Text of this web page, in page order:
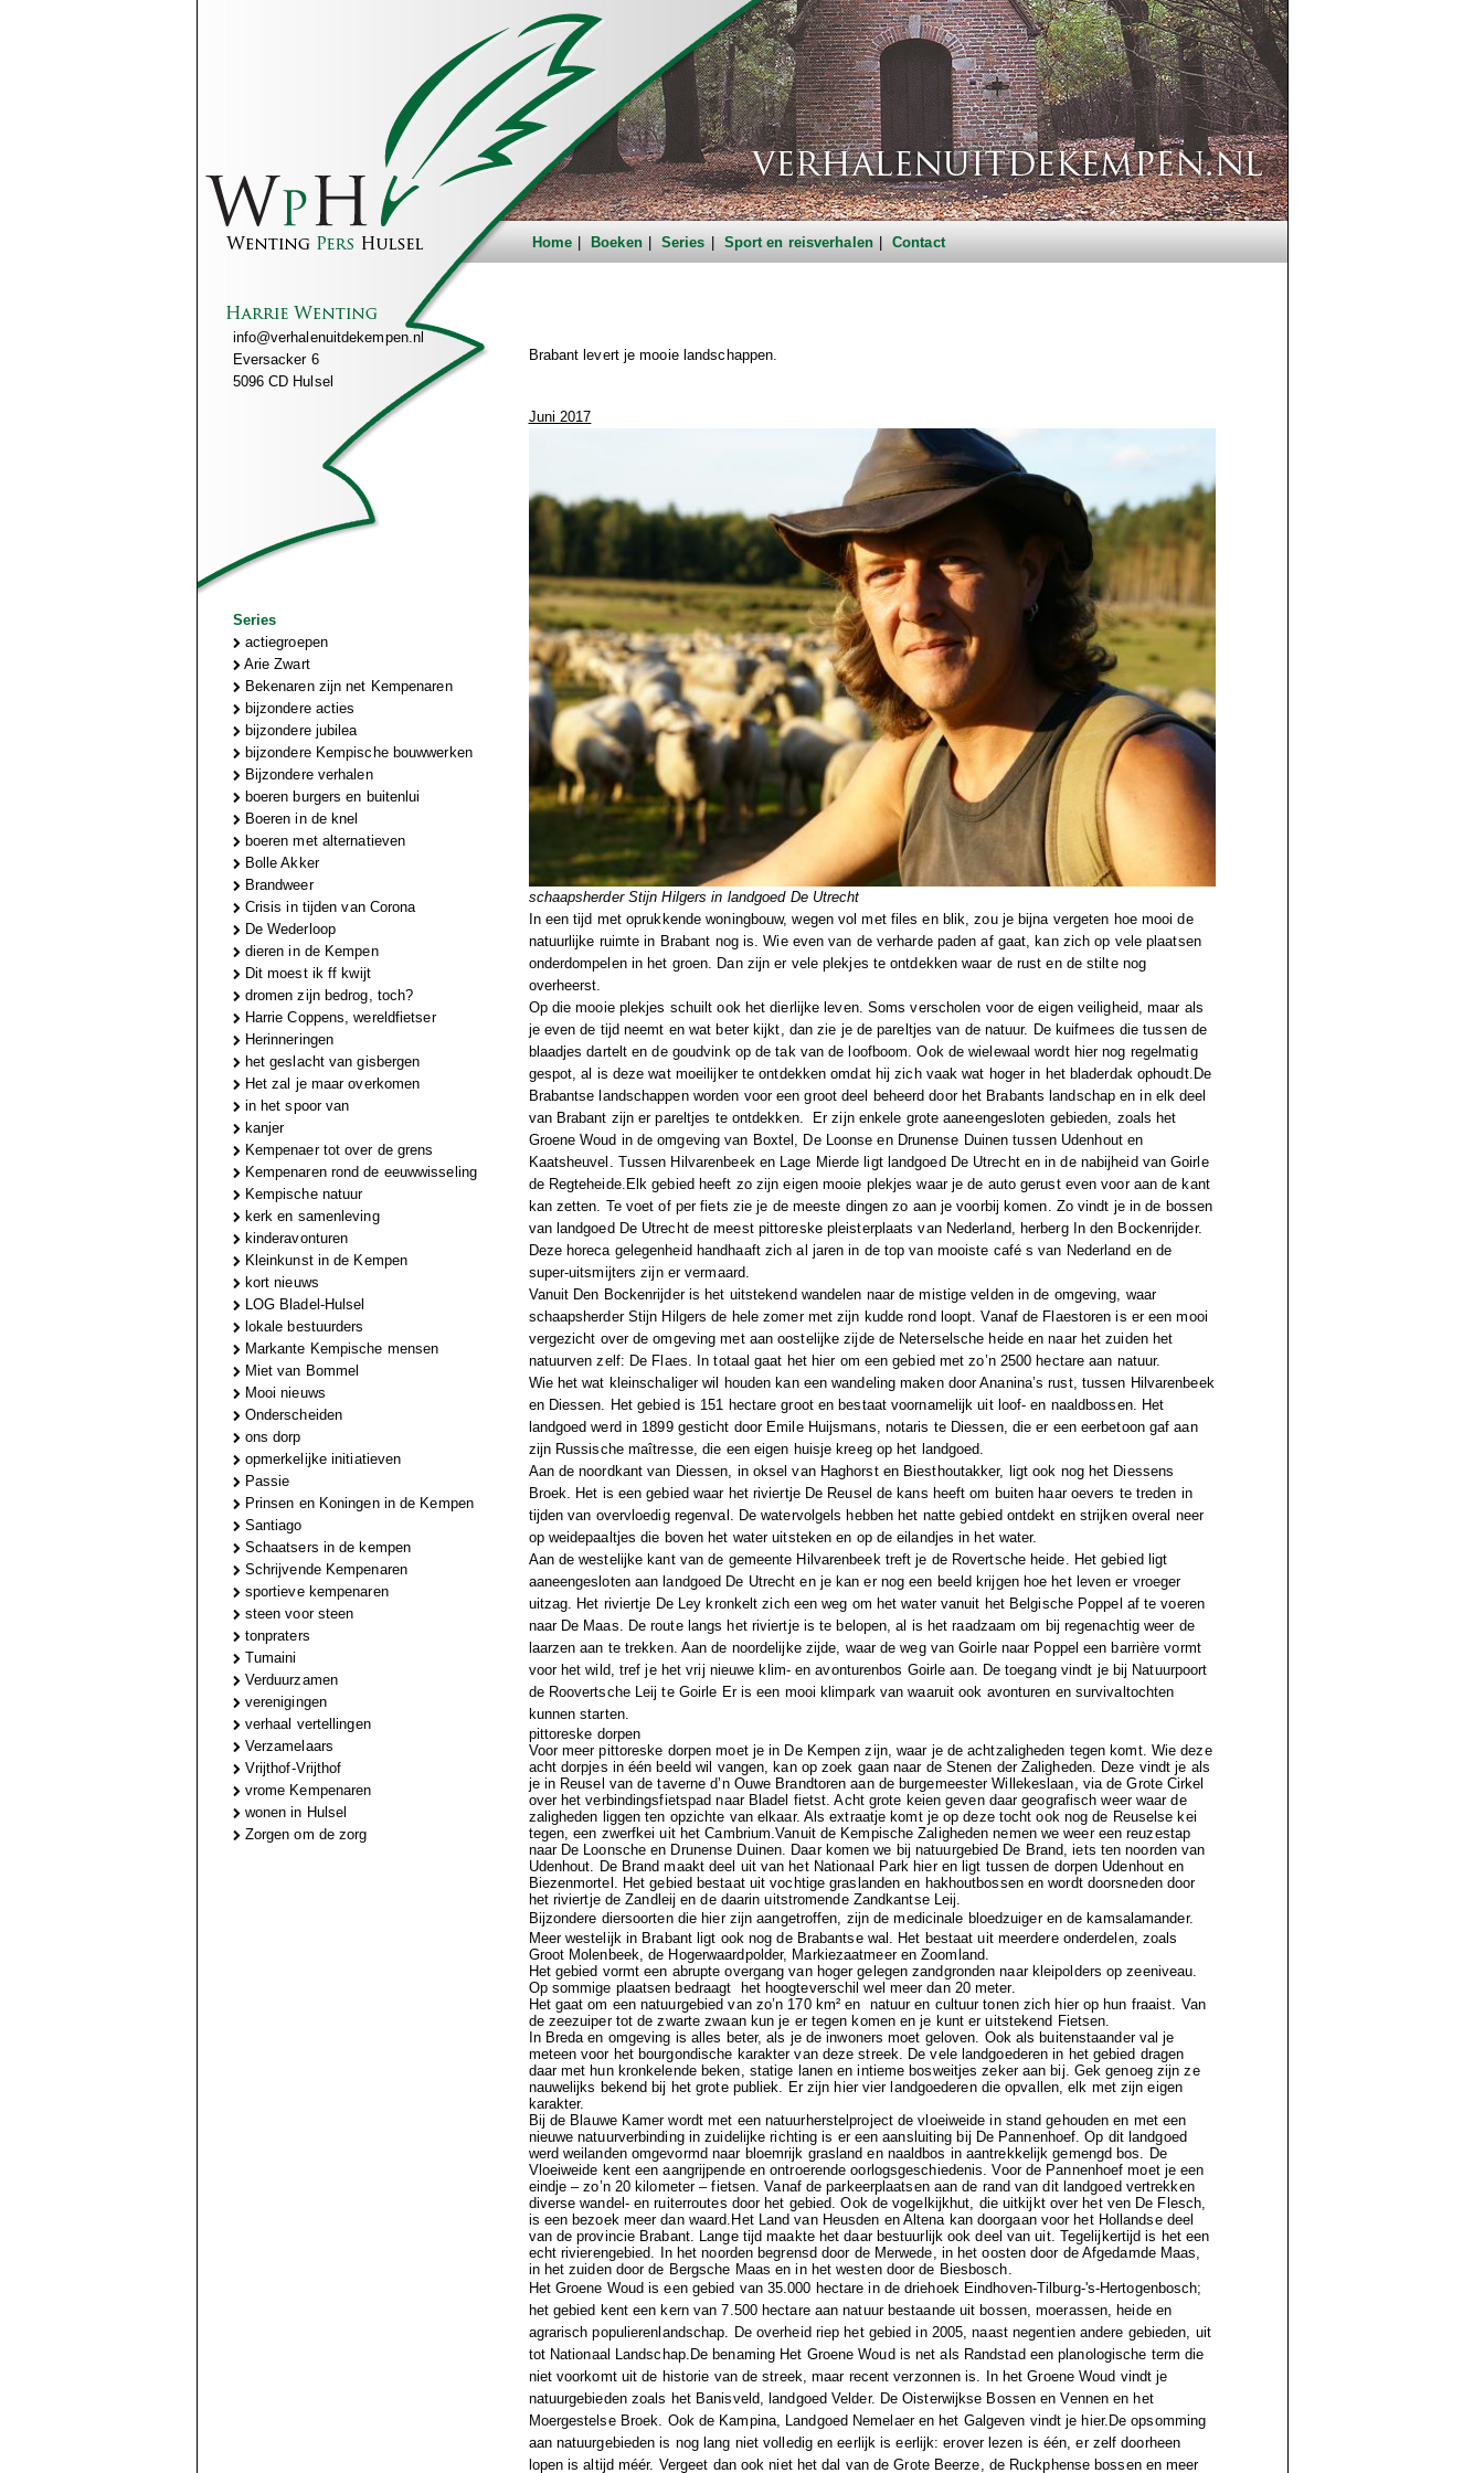
Home Boeken Series Sport en reisverhalen Contact
info@verhalenuitdekempen.nl
Eversacker 6
5096 CD Hulsel
Series
actiegroepen
Arie Zwart
Bekenaren zijn net Kempenaren
bijzondere acties
bijzondere jubilea
bijzondere Kempische bouwwerken
Bijzondere verhalen
boeren burgers en buitenlui
Boeren in de knel
boeren met alternatieven
Bolle Akker
Brandweer
Crisis in tijden van Corona
De Wederloop
dieren in de Kempen
Dit moest ik ff kwijt
dromen zijn bedrog, toch?
Harrie Coppens, wereldfietser
Herinneringen
het geslacht van gisbergen
Het zal je maar overkomen
in het spoor van
kanjer
Kempenaer tot over de grens
Kempenaren rond de eeuwwisseling
Kempische natuur
kerk en samenleving
kinderavonturen
Kleinkunst in de Kempen
kort nieuws
LOG Bladel-Hulsel
lokale bestuurders
Markante Kempische mensen
Miet van Bommel
Mooi nieuws
Onderscheiden
ons dorp
opmerkelijke initiatieven
Passie
Prinsen en Koningen in de Kempen
Santiago
Schaatsers in de kempen
Schrijvende Kempenaren
sportieve kempenaren
steen voor steen
tonpraters
Tumaini
Verduurzamen
verenigingen
verhaal vertellingen
Verzamelaars
Vrijthof-Vrijthof
vrome Kempenaren
wonen in Hulsel
Zorgen om de zorg
Brabant levert je mooie landschappen.
Juni 2017
schaapsherder Stijn Hilgers in landgoed De Utrecht
In een tijd met oprukkende woningbouw, wegen vol met files en blik, zou je bijna vergeten hoe mooi de
natuurlijke ruimte in Brabant nog is. Wie even van de verharde paden af gaat, kan zich op vele plaatsen
onderdompelen in het groen. Dan zijn er vele plekjes te ontdekken waar de rust en de stilte nog
overheerst.
Op die mooie plekjes schuilt ook het dierlijke leven. Soms verscholen voor de eigen veiligheid, maar als
je even de tijd neemt en wat beter kijkt, dan zie je de pareltjes van de natuur. De kuifmees die tussen de
blaadjes dartelt en de goudvink op de tak van de loofboom. Ook de wielewaal wordt hier nog regelmatig
gespot, al is deze wat moeilijker te ontdekken omdat hij zich vaak wat hoger in het bladerdak ophoudt.De
Brabantse landschappen worden voor een groot deel beheerd door het Brabants landschap en in elk deel
van Brabant zijn er pareltjes te ontdekken.
Er zijn enkele grote aaneengesloten gebieden, zoals het
Groene Woud in de omgeving van Boxtel, De Loonse en Drunense Duinen tussen Udenhout en
Kaatsheuvel. Tussen Hilvarenbeek en Lage Mierde ligt landgoed De Utrecht en in de nabijheid van Goirle
de Regteheide.Elk gebied heeft zo zijn eigen mooie plekjes waar je de auto gerust even voor aan de kant
kan zetten. Te voet of per fiets zie je de meeste dingen zo aan je voorbij komen. Zo vindt je in de bossen
van landgoed De Utrecht de meest pittoreske pleisterplaats van Nederland, herberg In den Bockenrijder.
Deze horeca gelegenheid handhaaft zich al jaren in de top van mooiste café s van Nederland en de
super-uitsmijters zijn er vermaard.
Vanuit Den Bockenrijder is het uitstekend wandelen naar de mistige velden in de omgeving, waar
schaapsherder Stijn Hilgers de hele zomer met zijn kudde rond loopt. Vanaf de Flaestoren is er een mooi
vergezicht over de omgeving met aan oostelijke zijde de Neterselsche heide en naar het zuiden het
natuurven zelf: De Flaes. In totaal gaat het hier om een gebied met zo’n 2500 hectare aan natuur.
Wie het wat kleinschaliger wil houden kan een wandeling maken door Ananina’s rust, tussen Hilvarenbeek
en Diessen. Het gebied is 151 hectare groot en bestaat voornamelijk uit loof- en naaldbossen. Het
landgoed werd in 1899gesticht door Emile Huijsmans, notaris te Diessen, die er een eerbetoon gaf aan
zijn Russische maîtresse, die een eigen huisje kreeg op het landgoed.
Aan de noordkant van Diessen, in oksel van Haghorst en Biesthoutakker, ligt ook nog het Diessens
Broek. Het is een gebied waar het riviertje De Reusel de kans heeft om buiten haar oevers te treden in
tijden van overvloedig regenval. De watervolgels hebben het natte gebied ontdekt en strijken overal neer
op weidepaaltjes die boven het water uitsteken en op de eilandjes in het water.
Aan de westelijke kant van de gemeente Hilvarenbeek treft je de Rovertsche heide. Het gebied ligt
aaneengesloten aan landgoed De Utrecht en je kan er nog een beeld krijgen hoe het leven er vroeger
uitzag. Het riviertje De Ley kronkelt zich een weg om het water vanuit het Belgische Poppel af te voeren
naar De Maas. De route langs het riviertje is te belopen, al is het raadzaam om bij regenachtig weer de
laarzen aan te trekken. Aan de noordelijke zijde, waar de weg van Goirle naar Poppel een barrière vormt
voor het wild, tref je het vrij nieuwe klim- en avonturenbos Goirle aan. De toegang vindt je bij Natuurpoort
de Roovertsche Leij te Goirle Er is een mooi klimpark van waaruit ook avonturen en survivaltochten
kunnen starten.
pittoreske dorpen
Voor meer pittoreske dorpen moet je in De Kempen zijn, waar je de achtzaligheden tegen komt. Wie deze
acht dorpjes in één beeld wil vangen, kan op zoek gaan naar de Stenen der Zaligheden. Deze vindt je als
je in Reusel van de taverne d’n Ouwe Brandtoren aan de burgemeester Willekeslaan, via de Grote Cirkel
over het verbindingsfietspad naar Bladel fietst. Acht grote keien geven daar geografisch weer waar de
zaligheden liggen ten opzichte van elkaar. Als extraatje komt je op deze tocht ook nog de Reuselse kei
tegen, een zwerfkei uit het Cambrium.Vanuit de Kempische Zaligheden nemen we weer een reuzestap
naar De Loonsche en Drunense Duinen. Daar komen we bij natuurgebied De Brand, iets ten noorden van
Udenhout. De Brand maakt deel uit van het Nationaal Park hieren ligt tussen de dorpen Udenhout en
Biezenmortel . Het gebied bestaat uit vochtige graslanden en hakhoutbossen en wordt doorsneden door
het riviertje deZandleij en de daarin uitstromende Zandkantse Leij.
Bijzondere diersoorten die hier zijn aangetroffen, zijn demedicinale bloedzuigeren de kamsalamander.
Meer westelijk in Brabant ligt ook nog de Brabantse wal. Het bestaat uit meerdere onderdelen, zoals
Groot Molenbeek, de Hogerwaardpolder, Markiezaatmeer en Zoomland.
Het gebied vormt een abrupte overgang van hoger gelegen zandgronden naar kleipolders op zeeniveau.
Op sommige plaatsen bedraagt het hoogteverschil wel meer dan 20 meter.
Het gaat om een natuurgebied van zo’n 170 km² en natuur en cultuur tonen zich hier op hun fraaist. Van
de zeezuiper tot de zwarte zwaan kun je er tegen komen en je kunt er uitstekend Fietsen.
In Breda en omgeving is alles beter, als je de inwoners moet geloven. Ook als buitenstaander val je
meteen voor het bourgondische karakter van deze streek. De vele landgoederen in het gebied dragen
daar met hun kronkelende beken, statige lanen en intieme bosweitjes zeker aan bij. Gek genoeg zijn ze
nauwelijks bekend bij het grote publiek. Er zijn hier vier landgoederen die opvallen, elk met zijn eigen
karakter.
Bij de Blauwe Kamer wordt met een natuurherstelproject de vloeiweide in stand gehouden en met een
nieuwe natuurverbinding in zuidelijke richting is er een aansluiting bij De Pannenhoef. Op dit landgoed
werd weilanden omgevormd naar bloemrijk grasland en naaldbos in aantrekkelijk gemengd bos. De
Vloeiweide kent een aangrijpende en ontroerende oorlogsgeschiedenis. Voor de Pannenhoef moet je een
eindje – zo’n 20 kilometer – fietsen. Vanaf de parkeerplaatsen aan de rand van dit landgoed vertrekken
diverse wandel- en ruiterroutes door het gebied. Ook de vogelkijkhut, die uitkijkt over het ven De Flesch,
is een bezoek meer dan waard.Het Land van Heusden en Altena kan doorgaan voor het Hollandse deel
van de provincie Brabant. Lange tijd maakte het daar bestuurlijk ook deel van uit. Tegelijkertijd is het een
echt rivierengebied. In het noorden begrensd door de Merwede, in het oosten door de Afgedamde Maas,
in het zuiden door de Bergsche Maas en in het westen door de Biesbosch.
Het Groene Woud is een gebied van 35.000 hectare in de driehoek Eindhoven-Tilburg-'s-Hertogenbosch;
het gebied kent een kern van 7.500 hectare aan natuur bestaande uit bossen, moerassen, heide en
agrarisch populierenlandschap. De overheid riep het gebied in 2005, naast negentien andere gebieden, uit
tot Nationaal Landschap.De benaming Het Groene Woud is net als Randstad een planologische term die
niet voorkomt uit de historie van de streek, maar recent verzonnen is. In het Groene Woud vindt je
natuurgebieden zoals het Banisveld, landgoed Velder. DeOisterwijkse Bossen en Vennen en het
Moergestelse Broek. Ook de Kampina, Landgoed Nemelaeren het Galgeven vindt je hier.De opsomming
aan natuurgebieden is nog lang niet volledig en eerlijk is eerlijk: erover lezen is één, er zelf doorheen
lopen is altijd méér. Vergeet dan ook niet het dal van de Grote Beerze, de Ruckphense bossen en meer